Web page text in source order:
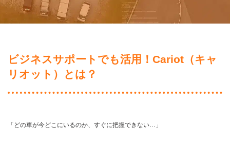
ビジネスサポートでも活用！Cariot（キャ
リオット）とは？
「どの車が今どこにいるのか、すぐに把握できない…」